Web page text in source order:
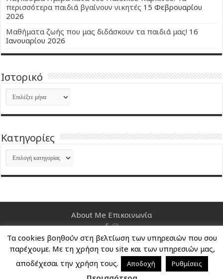
περισσότερα παιδιά βγαίνουν νικητές 15 Φεβρουαρίου
2026
Μαθήματα ζωής που μας διδάσκουν τα παιδιά μας! 16
Ιανουαρίου 2026
Ιστορικό
Ιστορικό
Kατηγορίες
Kατηγορίες
About Me Επικοινωνία
Nancy's Blog © Copyright 2026, All Rights Reserved
Τα cookies βοηθούν στη βελτίωση των υπηρεσιών που σου
παρέχουμε. Με τη χρήση του site και των υπηρεσιών μας,
αποδέχεσαι την χρήση τους.
Αποδοχή Ρυθμίσεις